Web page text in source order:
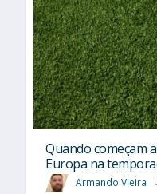
Quando começam
Europa na
Armando Vieira